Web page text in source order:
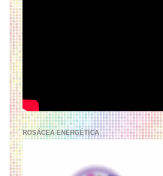
ROSÁCEA ENERGÉTICA